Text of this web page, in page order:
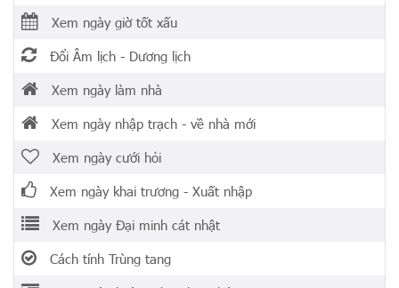
Xem ngày giờ tốt xấu
Đổi Âm lịch - Dương lịch
Xem ngày làm nhà
Xem ngày nhập trạch - về nhà mới
Xem ngày cưới hỏi
Xem ngày khai trương - Xuất nhập
Xem ngày Đại minh cát nhật
Cách tính Trùng tang